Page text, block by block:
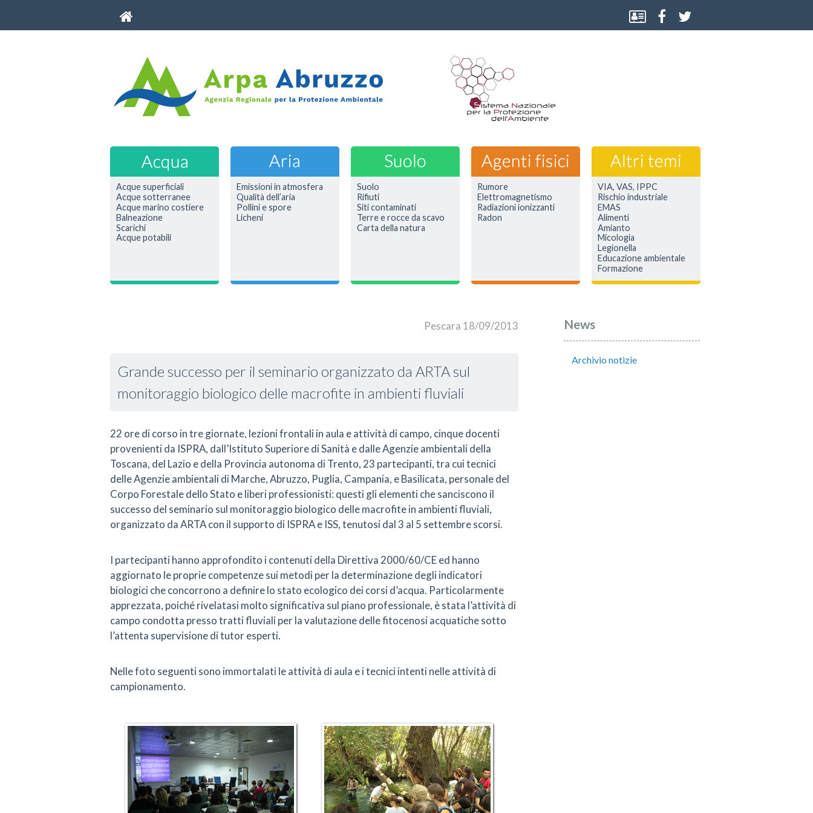
Acque superficiali
Acque sotterranee
Acque marino costiere
Balneazione
Scarichi
Acque potabili
Emissioni in atmosfera
Qualità dell’aria
Pollini e spore
Licheni
Suolo
Rifiuti
Siti contaminati
Terre e rocce da scavo
Carta della natura
Rumore
Elettromagnetismo
Radiazioni ionizzanti
Radon
VIA, VAS, IPPC
Rischio industriale
EMAS
Alimenti
Amianto
Micologia
Legionella
Educazione ambientale
Formazione
Pescara 18/09/2013
Grande successo per il seminario organizzato da ARTA sul
monitoraggio biologico delle macrofite in ambienti fluviali
22 ore di corso in tre giornate, lezioni frontali in aula e attività di campo, cinque docenti
provenienti da ISPRA, dall’Istituto Superiore di Sanità e dalle Agenzie ambientali della
Toscana, del Lazio e della Provincia autonoma di Trento, 23 partecipanti, tra cui tecnici
delle Agenzie ambientali di Marche, Abruzzo, Puglia, Campania, e Basilicata, personale del
Corpo Forestale dello Stato e liberi professionisti: questi gli elementi che sanciscono il
successo del seminario sul monitoraggio biologico delle macrofite in ambienti fluviali,
organizzato da ARTA con il supporto di ISPRA e ISS, tenutosi dal 3 al 5 settembre scorsi.
I partecipanti hanno approfondito i contenuti della Direttiva 2000/60/CE ed hanno
aggiornato le proprie competenze sui metodi per la determinazione degli indicatori
biologici che concorrono a definire lo stato ecologico dei corsi d’acqua. Particolarmente
apprezzata, poiché rivelatasi molto significativa sul piano professionale, è stata l’attività di
campo condotta presso tratti fluviali per la valutazione delle fitocenosi acquatiche sotto
l’attenta supervisione di tutor esperti.
Nelle foto seguenti sono immortalati le attività di aula e i tecnici intenti nelle attività di
campionamento.
News
Archivio notizie